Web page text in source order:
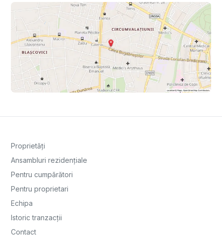
Proprietăți
Ansambluri rezidențiale
Pentru cumpărători
Pentru proprietari
Echipa
Istoric tranzacții
Contact